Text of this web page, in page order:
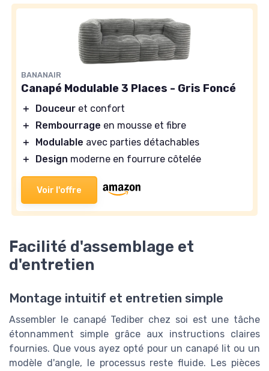
BANANAIR
Canapé Modulable 3 Places - Gris Foncé
＋ Douceur et confort
＋
Rembourrage en mousse et fibre
＋
Modulable avec parties détachables
＋
Design moderne en fourrure côtelée
Voir l'offre
Facilité d'assemblage et
d'entretien
Montage intuitif et entretien simple
Assembler le canapé Tediber chez soi est une tâche
étonnamment simple grâce aux instructions claires
fournies. Que vous ayez opté pour un canapé lit ou un
modèle d'angle, le processus reste fluide. Les pièces